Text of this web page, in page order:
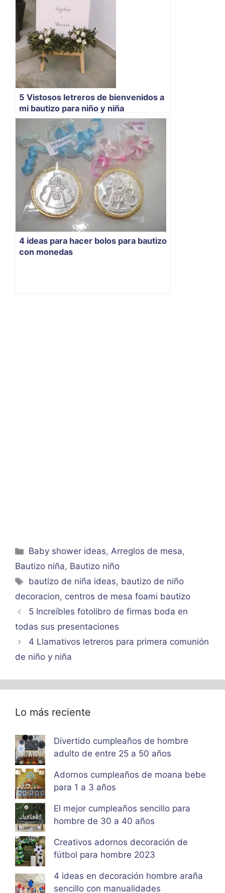
5 Vistosos letreros de bienvenidos a
mi bautizo para niño y niña
4 ideas para hacer bolos para bautizo
con monedas
Categorías
Baby shower ideas,Arreglos de mesa,
Bautizo niña, Bautizo niño
Etiquetas
bautizo de niña ideas, bautizo de niño
decoracion, centros de mesa foami bautizo
5 Increíbles fotolibro de firmas boda en
todas sus presentaciones
4 Llamativos letreros para primera comunión
de niño y niña
Lo más reciente
Divertido cumpleaños de hombre
adulto de entre 25 a 50 años
Adornos cumpleaños de moana bebe
para 1 a 3 años
El mejor cumpleaños sencillo para
hombre de 30 a 40 años
Creativos adornos decoración de
fútbol para hombre 2023
4 ideas en decoración hombre araña
sencillo con manualidades